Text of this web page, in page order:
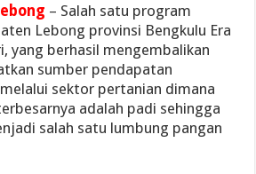
– Salah satu program
Lebong provinsi Bengkulu Era
yang berhasil mengembalikan
sumber pendapatan
sektor pertanian dimana
adalah padi sehingga
salah satu lumbung pangan